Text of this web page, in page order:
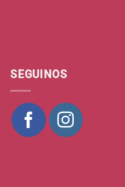
SEGUINOS